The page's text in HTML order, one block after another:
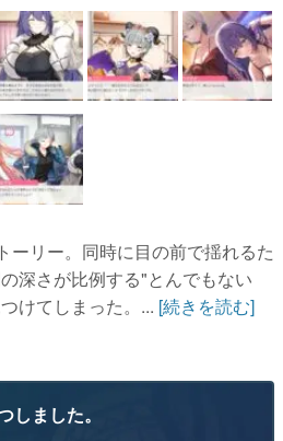
ーリー。同時に目の前で揺れるた
深さが比例する"とんでもない
けてしまった。... [続きを読む]
しました。